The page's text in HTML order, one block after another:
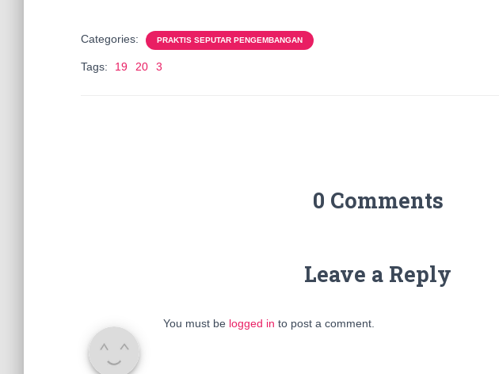
Categories: PRAKTIS SEPUTAR PENGEMBANGAN
Tags: 19 20 3
0 Comments
Leave a Reply
You must be logged in to post a comment.